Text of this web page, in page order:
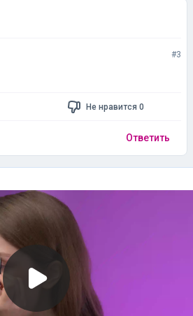
#3
Не нравится 0
Ответить